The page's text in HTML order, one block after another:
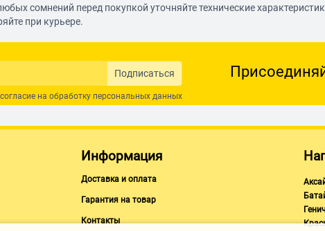
сомнений перед покупкой уточняйте технические
при курьере.
Подписаться
на обработку персональных данных
Информация
Доставка и оплата
Гарантия на товар
Контакты